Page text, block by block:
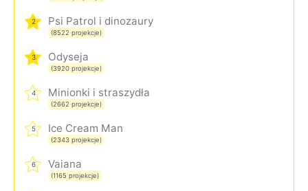
2 Psi Patrol i dinozaury
(8522 projekcje)
3 Odyseja
(3920 projekcje)
4 Minionki i straszydła
(2662 projekcje)
5 Ice Cream Man
(2343 projekcje)
6 Vaiana
(1165 projekcje)